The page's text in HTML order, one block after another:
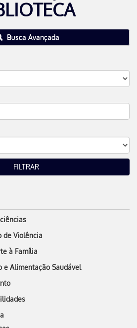
Busca Avançada
de Violência
à Família
e Alimentação Saudável